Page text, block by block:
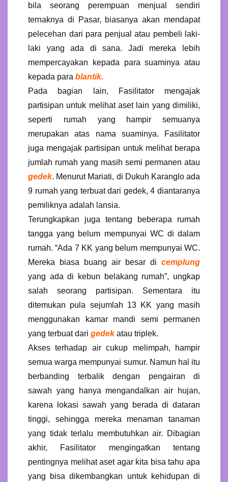
bila seorang perempuan menjual sendiri
ternaknya di Pasar, biasanya akan mendapat
pelecehan dari para penjual atau pembeli laki-
laki yang ada di sana. Jadi mereka lebih
mempercayakan kepada para suaminya atau
kepada para blantik.
Pada bagian lain, Fasilitator mengajak
partisipan untuk melihat aset lain yang dimiliki,
seperti rumah yang hampir semuanya
merupakan atas nama suaminya. Fasilitator
juga mengajak partisipan untuk melihat berapa
jumlah rumah yang masih semi permanen atau
gedek. Menurut Mariati, di Dukuh Karanglo ada
9 rumah yang terbuat dari gedek, 4 diantaranya
pemiliknya adalah lansia.
Terungkapkan juga tentang beberapa rumah
tangga yang belum mempunyai WC di dalam
rumah. “Ada 7 KK yang belum mempunyai WC.
Mereka biasa buang air besar di cemplung
yang ada di kebun belakang rumah”, ungkap
salah seorang partisipan. Sementara itu
ditemukan pula sejumlah 13 KK yang masih
menggunakan kamar mandi semi permanen
yang terbuat dari gedekatau triplek.
Akses terhadap air cukup melimpah, hampir
semua warga mempunyai sumur. Namun hal itu
berbanding terbalik dengan pengairan di
sawah yang hanya mengandalkan air hujan,
karena lokasi sawah yang berada di dataran
tinggi, sehingga mereka menaman tanaman
yang tidak terlalu membutuhkan air. Dibagian
akhir, Fasilitator mengingatkan tentang
pentingnya melihat aset agar kita bisa tahu apa
yang bisa dikembangkan untuk kehidupan di